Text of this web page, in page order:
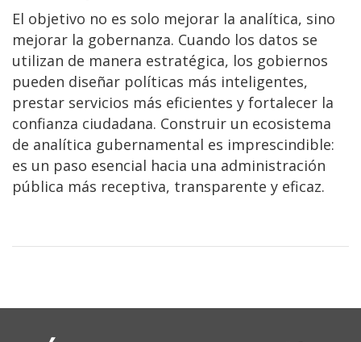
El objetivo no es solo mejorar la analítica, sino
mejorar la gobernanza. Cuando los datos se
utilizan de manera estratégica, los gobiernos
pueden diseñar políticas más inteligentes,
prestar servicios más eficientes y fortalecer la
confianza ciudadana. Construir un ecosistema
de analítica gubernamental es imprescindible:
es un paso esencial hacia una administración
pública más receptiva, transparente y eficaz.